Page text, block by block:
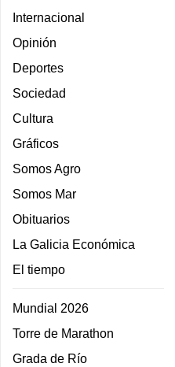
Internacional
Opinión
Deportes
Sociedad
Cultura
Gráficos
Somos Agro
Somos Mar
Obituarios
La Galicia Económica
El tiempo
Mundial 2026
Torre de Marathon
Grada de Río